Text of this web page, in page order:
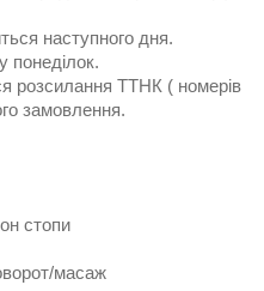
наступного дня.
понеділок.
розсилання ТТНК ( номерів
замовлення.
стопи
масаж